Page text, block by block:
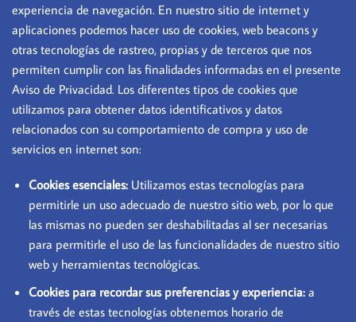
experiencia de navegación. En nuestro sitio de internet y
aplicaciones podemos hacer uso de cookies, web beacons y
otras tecnologías de rastreo, propias y de terceros que nos
permiten cumplir con las finalidades informadas en el presente
Aviso de Privacidad. Los diferentes tipos de cookies que
utilizamos para obtener datos identificativos y datos
relacionados con su comportamiento de compra y uso de
servicios en internet son:
Cookies esenciales:Utilizamos estas tecnologías para
permitirle un uso adecuado de nuestro sitio web, por lo que
las mismas no pueden ser deshabilitadas al ser necesarias
para permitirle el uso de las funcionalidades de nuestro sitio
web y herramientas tecnológicas.
Cookies para recordar sus preferencias y experiencia:a
través de estas tecnologías obtenemos horario de